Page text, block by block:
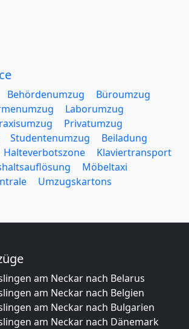
Behördenumzug
Büroumzug
Laborumzug
Privatumzug
Studentenumzug
Beiladung
Halteverbotszone
Klaviertransport
Möbeltaxi
Umzugskartons
am Neckar nach Belarus
am Neckar nach Belgien
am Neckar nach Bulgarien
am Neckar nach Dänemark